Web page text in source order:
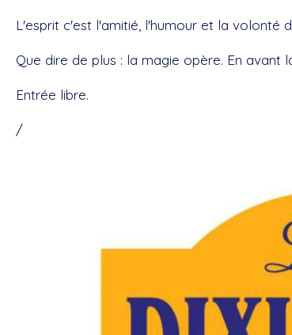
L'esprit c'est l'amitié, l'humour et la volonté
Que dire de plus : la magie opère. En avant
Entrée libre.
/